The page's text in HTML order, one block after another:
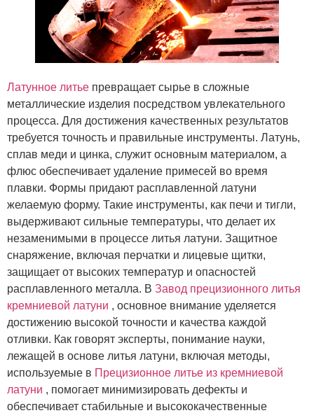
Латунное литье превращает сырье в сложные
металлические изделия посредством увлекательного
процесса. Для достижения качественных результатов
требуется точность и правильные инструменты. Латунь,
сплав меди и цинка, служит основным материалом, а
флюс обеспечивает удаление примесей во время
плавки. Формы придают расплавленной латуни
желаемую форму. Такие инструменты, как печи и тигли,
выдерживают сильные температуры, что делает их
незаменимыми в процессе литья латуни. Защитное
снаряжение, включая перчатки и лицевые щитки,
защищает от высоких температур и опасностей
расплавленного металла. В Завод прецизионного литья
кремниевой латуни , основное внимание уделяется
достижению высокой точности и качества каждой
отливки. Как говорят эксперты, понимание науки,
лежащей в основе литья латуни, включая методы,
используемые в Прецизионное литье из кремниевой
латуни , помогает минимизировать дефекты и
обеспечивает стабильные и высококачественные